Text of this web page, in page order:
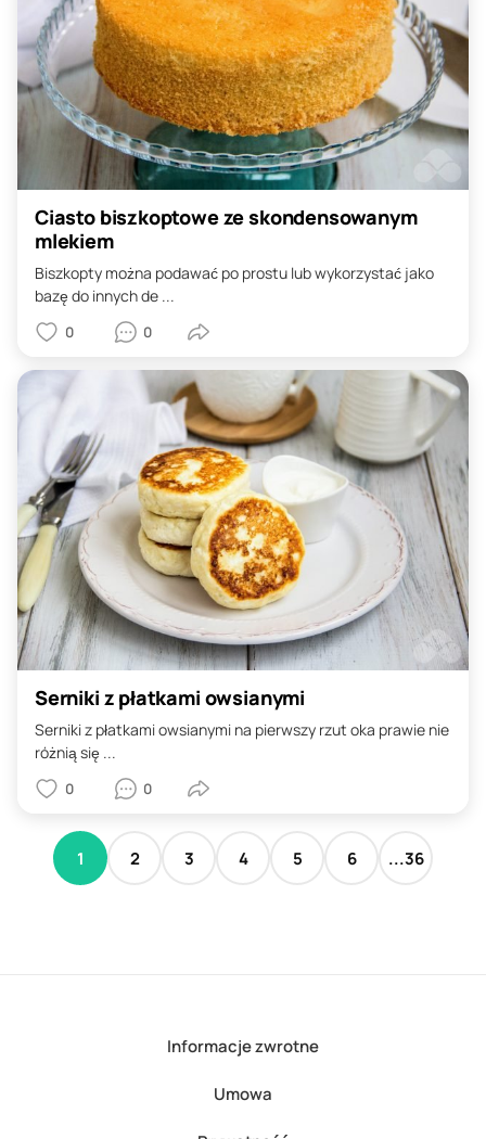
Ciasto biszkoptowe ze skondensowanym
mlekiem
Biszkopty można podawać po prostu lub wykorzystać jako
bazę do innych de ...
0 0
Serniki z płatkami owsianymi
Serniki z płatkami owsianymi na pierwszy rzut oka prawie nie
różnią się ...
0 0
1 2 3 4 5 6 ...36
Informacje zwrotne
Umowa